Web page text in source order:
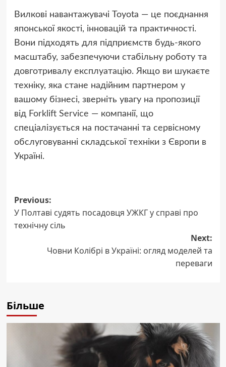
Вилкові навантажувачі Toyota — це поєднання
японської якості, інновацій та практичності.
Вони підходять для підприємств будь-якого
масштабу, забезпечуючи стабільну роботу та
довготривалу експлуатацію. Якщо ви шукаєте
техніку, яка стане надійним партнером у
вашому бізнесі, зверніть увагу на пропозиції
від Forklift Service — компанії, що
спеціалізується на постачанні та сервісному
обслуговуванні складської техніки з Європи в
Україні.
Post
navigation
Previous:
У Полтаві судять посадовця УЖКГ у справі про
технічну сіль
Next:
Човни Колібрі в Україні: огляд моделей та
переваги
Більше